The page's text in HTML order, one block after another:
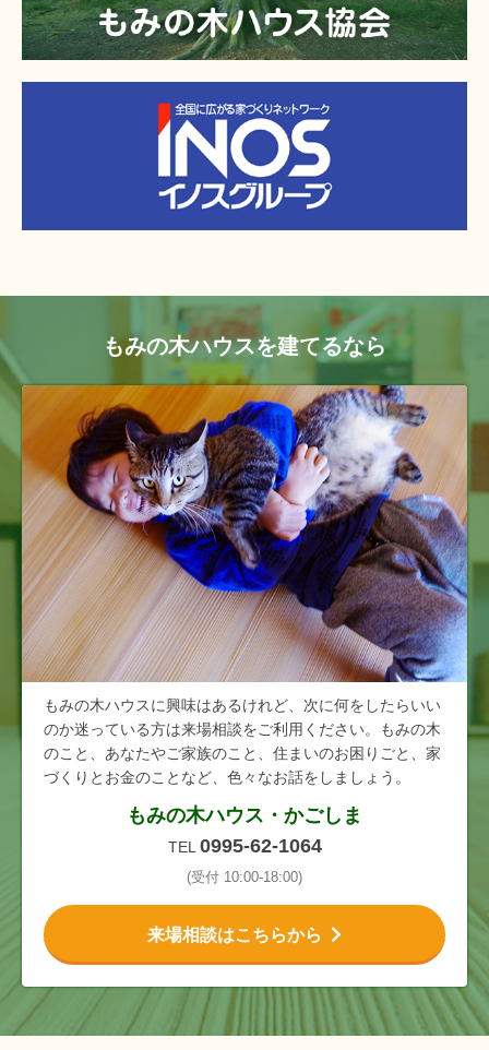
もみの木ハウスを建てるなら
もみの木ハウスに興味はあるけれど、次に何をしたらいい
のか迷っている方は来場相談をご利用ください。もみの木
のこと、あなたやご家族のこと、住まいのお困りごと、家
づくりとお金のことなど、色々なお話をしましょう。
もみの木ハウス・かごしま
TEL0995-62-1064
(受付 10:00-18:00)
来場相談はこちらから